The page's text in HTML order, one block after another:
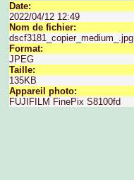
Date:
2022/04/12 12:49
Nom de fichier:
dscf3181_copier_medium_.jpg
Format:
JPEG
Taille:
135KB
Appareil photo:
FUJIFILM FinePix S8100fd